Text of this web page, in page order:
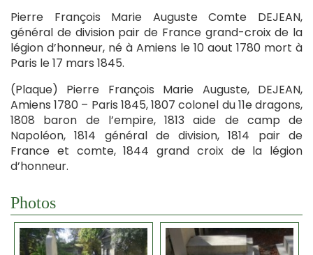
Pierre François Marie Auguste Comte DEJEAN,
général de division pair de France grand-croix de la
légion d’honneur, né à Amiens le 10 aout 1780 mort à
Paris le 17 mars 1845.
(Plaque) Pierre François Marie Auguste, DEJEAN,
Amiens 1780 – Paris 1845, 1807 colonel du 11e dragons,
1808 baron de l’empire, 1813 aide de camp de
Napoléon, 1814 général de division, 1814 pair de
France et comte, 1844 grand croix de la légion
d’honneur.
Photos